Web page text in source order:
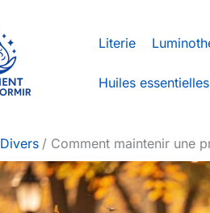
Literie
Huiles essentielles
Divers Comment maintenir une